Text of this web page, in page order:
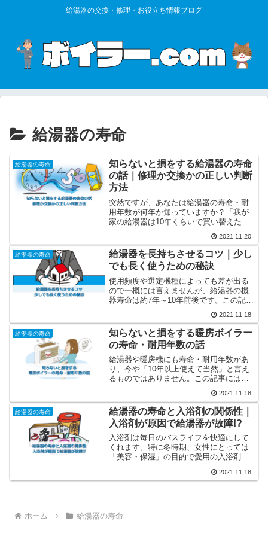
給湯器の交換・修理・お役立ち情報ブログ
給湯器の寿命
給湯器の寿命
知らないと損をする給湯器の寿命
の話｜修理か交換かの正しい判断
方法
突然ですが、あなたは給湯器の寿命・耐
用年数が何年か知っていますか？「我が
家の給湯器は10年くらいで買い替えたな
に買い替えたって」「うちは15年くらい
で部品が取れないって言われちゃった」
このように様々な意...
2021.11.20
給湯器の寿命
給湯器を長持ちさせるコツ｜少し
でも長く使うための秘訣
使用頻度や選定機種によっても差が出る
ので一概には言えませんが、給湯器の機
器寿命は約7年～10年前後です。この記事
されています。給湯器を少しでも長持ち
させたい給湯器の普段のメンテナンスの
仕方が気になる給湯器...
2021.11.18
給湯器の寿命
知らないと損をする暖房ボイラー
の寿命・耐用年数の話
給湯器や暖房機にも寿命・耐用年数があ
り、今や「10年以上使えて当然」と言え
るものではありません。この記事には以
下のような人に役立つ情報が掲載されて
います。暖房ボイラーの寿命、耐用年数
が知りたい暖房ボイラーが故障してしま
い、修理か交換かで悩ん...
2021.11.18
給湯器の寿命
給湯器の寿命と入浴剤の関係性｜
入浴剤が原因で給湯器が故障!?
入浴剤は毎日のバスライフを快適にして
くれます。特に冬時期、女性にとっては
「美容・保湿」の目的で愛用の入浴剤が
記事では以下のような人に役立つ情報が
2021.11.18
ホーム 給湯器の寿命